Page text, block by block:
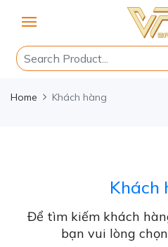
Home Khách hàng
Khách
Để tìm kiếm khách
bạn vui lòng